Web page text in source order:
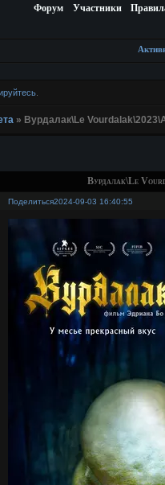
Форум Участники
.
» Вурдалак\Le
Вурдалак\Le
Поделиться2024-09-03 16:40:55